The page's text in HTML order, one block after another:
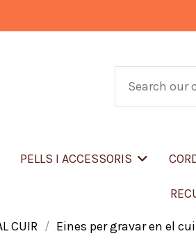
PELLS I ACCESSORIS
CUIR Eines per gravar en el